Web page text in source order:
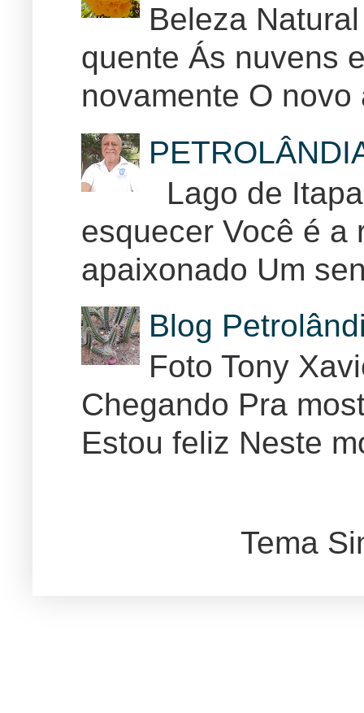
Beleza
quente Ás nuvens
novamente O
Lago de
esquecer Você é a
apaixonado Um
Blog
Foto Tony
Chegando Pra
Estou feliz Neste
Tema